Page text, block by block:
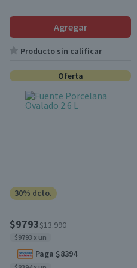
Agregar
Producto sin calificar
Oferta
30% dcto.
$9793$13.990
$9793 x un
Paga $8394